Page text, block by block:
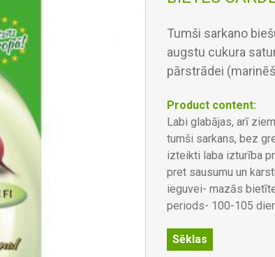
Tumši sarkano
augstu cukura
pārstrādei
Product content:
Labi glabājas, arī
tumši sarkans, bez
izteikti laba izturība
pret sausumu un
ieguvei- mazās
periods- 100-105
Sēklas